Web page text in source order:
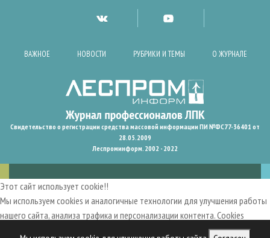
ВАЖНОЕ НОВОСТИ РУБРИКИ И ТЕМЫ О ЖУРНАЛЕ
Свидетельство о регистрации средства массовой информации ПИ №ФС77-36401 от
28.05.2009
Леспроминформ. 2002 - 2022
Этот сайт использует cookie!!
Мы используем cookies и аналогичные технологии для улучшения работы
нашего сайта, анализа трафика и персонализации контента. Cookies